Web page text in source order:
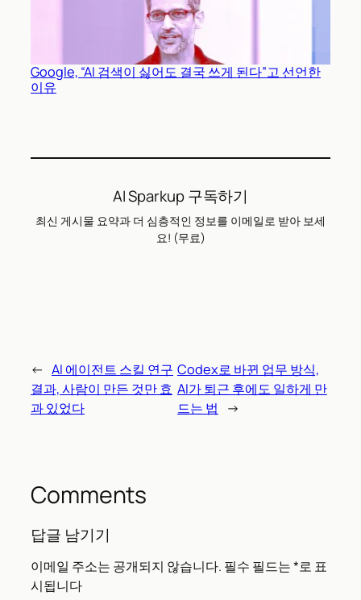
Google, “AI 검색이 싫어도 결국 쓰게 된다”고 선언한
이유
AI Sparkup 구독하기
최신 게시물 요약과 더 심층적인 정보를 이메일로 받아 보세
요! (무료)
← AI 에이전트 스킬 연구
결과, 사람이 만든 것만 효
과 있었다
Codex로 바뀐 업무 방식,
AI가 퇴근 후에도 일하게 만
드는 법
→
Comments
답글 남기기
이메일 주소는 공개되지 않습니다. 필수 필드는*로 표
시됩니다